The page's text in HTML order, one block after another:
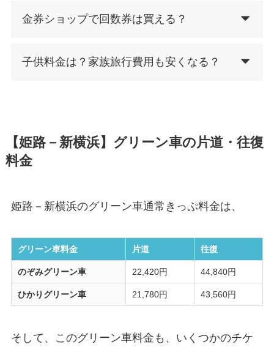
金券ショップで回数券は買える？
子供料金は？家族旅行費用も安くなる？
【姫路－新横浜】グリーン車の片道・往復
料金
姫路－新横浜のグリーン車通常きっぷ料金は、
グリーン車料金 片道 往復
のぞみグリーン車 22,420円 44,840円
ひかりグリーン車 21,780円 43,560円
そして、このグリーン車料金も、いくつかのチケ